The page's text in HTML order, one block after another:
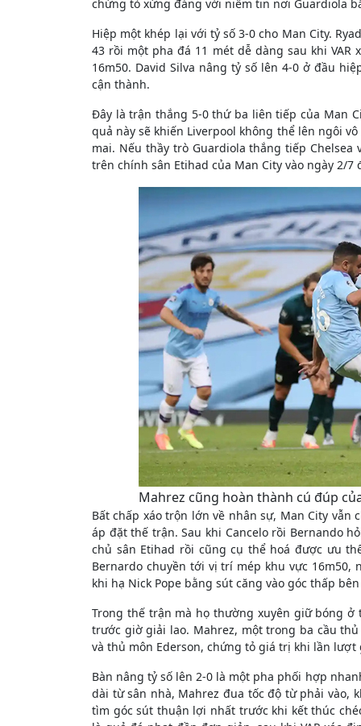
chứng tỏ xứng đáng với niềm tin nơi Guardiola
Hiệp một khép lại với tỷ số 3-0 cho Man City.
43 rồi một pha đá 11 mét dễ dàng sau khi
16m50. David Silva nâng tỷ số lên 4-0 ở đầu
cận thành.
Đây là trận thắng 5-0 thứ ba liên tiếp của Man
quả này sẽ khiến Liverpool không thể lên ngôi
mai. Nếu thầy trò Guardiola thắng tiếp
trên chính sân Etihad của Man City vào ngày 2/7
Mahrez cũng hoàn thành cú đúp
Bất chấp xáo trộn lớn về nhân sự, Man City
áp đặt thế trận. Sau khi Cancelo rồi Bernando
chủ sân Etihad rồi cũng cụ thể hoá được ưu
Bernardo chuyền tới vị trí mép khu vực
khi hạ Nick Pope bằng sút căng vào góc thấp
Trong thế trận mà họ thường xuyên giữ bóng
trước giờ giải lao. Mahrez, một trong ba cầu
và thủ môn Ederson, chứng tỏ giá trị khi lần lượt
Bàn nâng tỷ số lên 2-0 là một pha phối hợp
dài từ sân nhà, Mahrez đua tốc độ từ phải vào,
tìm góc sút thuận lợi nhất trước khi kết thúc